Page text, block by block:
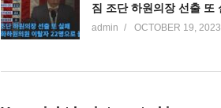
admin OCTOBER 19, 2023